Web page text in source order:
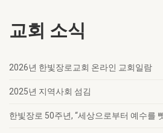
교회 소식
2026년 한빛장로교회 온라인 교회일람
2025년 지역사회 섬김
한빛장로 50주년, “세상으로부터 예수를